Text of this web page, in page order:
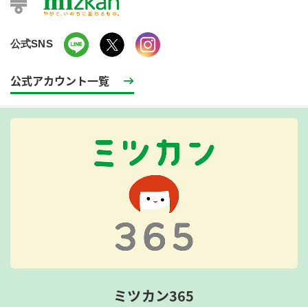
公式SNS
公式アカウント一覧
ミツカン365